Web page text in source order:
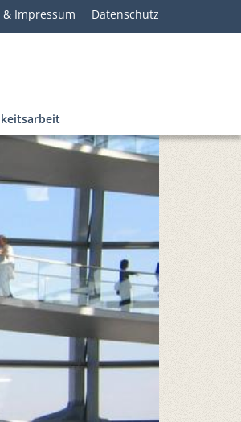
& Impressum Datenschutz